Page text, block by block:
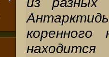
коренного
находится